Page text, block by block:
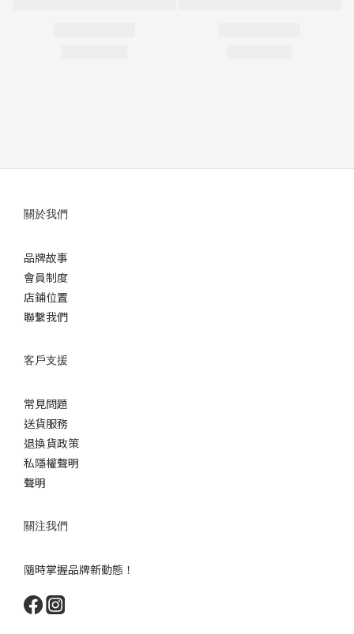
關於我們
品牌故事
會員制度
店鋪位置
聯繫我們
客戶支援
常見問題
送貨服務
退換貨政策
私隱權聲明
聲明
關注我們
隨時掌握品牌新動態！